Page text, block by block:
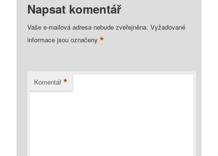
Napsat komentář
Vaše e-mailová adresa nebude zveřejněna. Vyžadované
informace jsou označeny*
Komentář *